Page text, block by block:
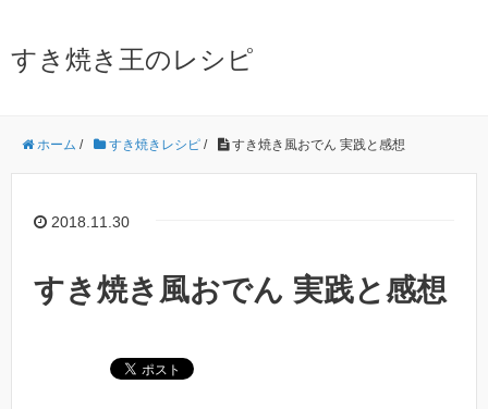
すき焼き王のレシピ
ホーム / すき焼きレシピ / すき焼き風おでん 実践と感想
2018.11.30
すき焼き風おでん 実践と感想